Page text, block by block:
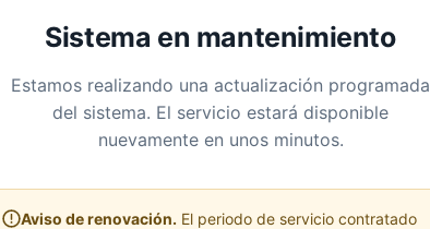
Sistema en mantenimiento
Estamos realizando una actualización programada
del sistema. El servicio estará disponible
nuevamente en unos minutos.
Aviso de renovación. El periodo de servicio contratado